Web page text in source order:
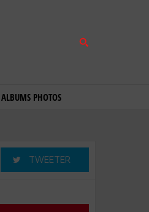
ALBUMS PHOTOS
TWEETER